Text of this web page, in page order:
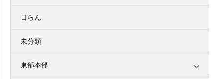
日らん
未分類
東部本部